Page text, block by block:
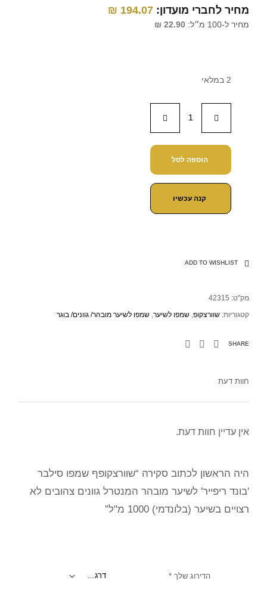
מחיר לחברי מועדון: 194.07
₪
מחיר ל-100 מ״ל: 22.90
₪
2 במלאי
הוספה לסל
קנה עכשיו
ADD TO WISHLIST
מק"ט: 42315
קטגוריות: שוורצקופ, שמפו לשיער, שמפו לשיער מובהר/ גוונים/ בוגר
SHARE
חוות דעת
אין עדיין חוות דעת.
היה הראשון לכתוב סקירה “שוורצקופף שמפו סילבר
'בונד ריפייר' לשיער מובהר המנטרל גוונים צהובים לא
רצויים בשיער (בלונדמי) 1000 מ"ל”
הדירוג שלך *